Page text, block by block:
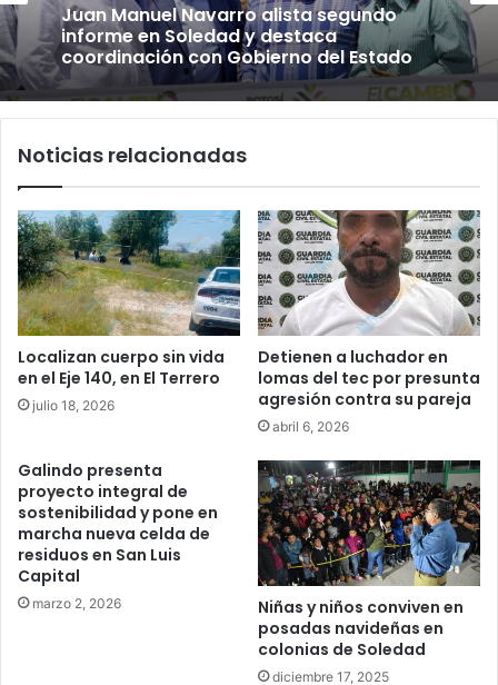
Juan Manuel Navarro alista segundo
informe en Soledad y destaca
coordinación con Gobierno del Estado
Noticias relacionadas
Localizan cuerpo sin vida
en el Eje 140, en El Terrero
julio 18, 2026
Detienen a luchador en
lomas del tec por presunta
agresión contra su pareja
abril 6, 2026
Galindo presenta
proyecto integral de
sostenibilidad y pone en
marcha nueva celda de
residuos en San Luis
Capital
marzo 2, 2026
Niñas y niños conviven en
posadas navideñas en
colonias de Soledad
diciembre 17, 2025